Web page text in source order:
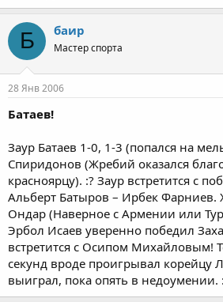
Б баир
Мастер спорта
28 Янв 2006
Батаев!
Заур Батаев 1-0, 1-3 (попался на
Спиридонов (Жребий оказался
красноярцу). :? Заур встретится с
Альберт Батыров – Ирбек Фарниев.
Ондар (Наверное с Армении или
Эрбол Исаев уверенно победил
встретится с Осипом Михайловым!
секунд вроде проигрывал корейцу
выиграл, пока опять в недоумении.